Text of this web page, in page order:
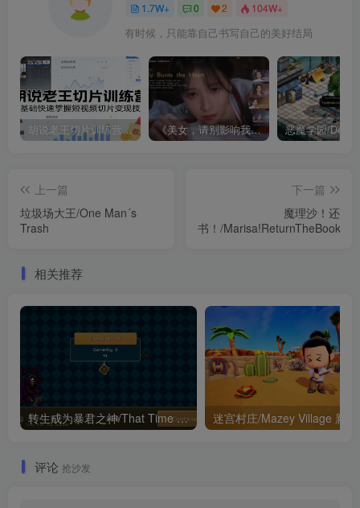
1.7W+ 0 2 104W+
有时候，只能靠自己书写自己的美好结局
胡说老王切片训练营，零基础快速掌握短视频切片变现技巧 《美女，请别影响我成仙全球版》中文版
上一篇
垃圾场大王/One Man´s
Trash
下一篇
魔理沙！还
书！/Marisa!ReturnTheBook!
相关推荐
转生成为暴君之神/That Time I Got Reincarnated as a Tyrant God 新游发布
评论 抢沙发